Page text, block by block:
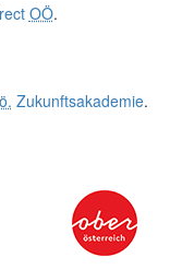
OÖ.
Zukunftsakademie.